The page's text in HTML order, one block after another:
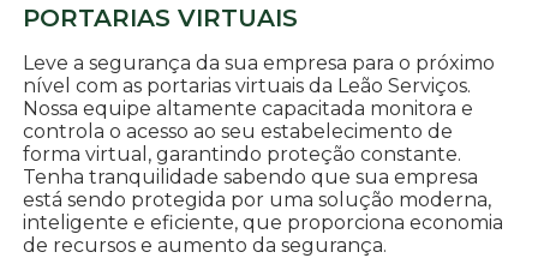
PORTARIAS VIRTUAIS
Leve a segurança da sua empresa para o próximo
nível com as portarias virtuais da Leão Serviços.
Nossa equipe altamente capacitada monitora e
controla o acesso ao seu estabelecimento de
forma virtual, garantindo proteção constante.
Tenha tranquilidade sabendo que sua empresa
está sendo protegida por uma solução moderna,
inteligente e eficiente, que proporciona economia
de recursos e aumento da segurança.